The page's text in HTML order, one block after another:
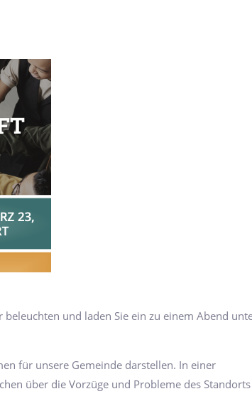
und laden Sie ein zu einem Abend
für unsere Gemeinde darstellen. In einer
über die Vorzüge und Probleme des Standorts